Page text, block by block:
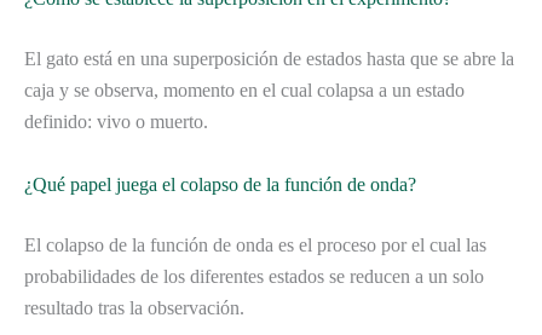
El gato está en una superposición de estados hasta que se abre la
caja y se observa, momento en el cual colapsa a un estado
definido: vivo o muerto.
¿Qué papel juega el colapso de la función de onda?
El colapso de la función de onda es el proceso por el cual las
probabilidades de los diferentes estados se reducen a un solo
resultado tras la observación.